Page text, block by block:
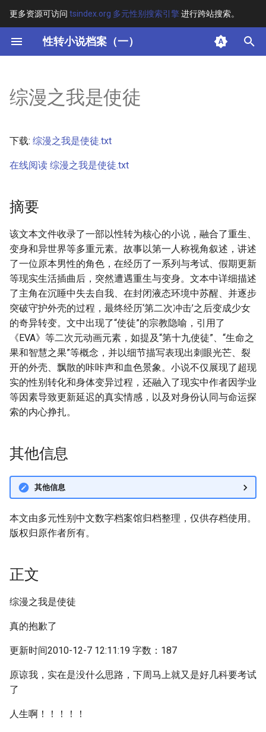
更多资源可访问 tsindex.org 多元性别搜索引擎进行跨站搜索。
性转小说档案（一）
键
开
搜
索
其他信息
正文
综漫之我是使徒
下载: 综漫之我是使徒.txt
在线阅读 综漫之我是使徒.txt
摘要
该文本文件收录了一部以性转为核心的小说，融合了重生、
变身和异世界等多重元素。故事以第一人称视角叙述，讲述
了一位原本男性的角色，在经历了一系列与考试、假期更新
等现实生活插曲后，突然遭遇重生与变身。文本中详细描述
了主角在沉睡中失去自我、在封闭液态环境中苏醒、并逐步
突破守护外壳的过程，最终经历‘第二次冲击’之后变成少女
的奇异转变。文中出现了“使徒”的宗教隐喻，引用了
《EVA》等二次元动画元素，如提及“第十九使徒”、“生命之
果和智慧之果”等概念，并以细节描写表现出刺眼光芒、裂
开的外壳、飘散的咔咔声和血色景象。小说不仅展现了超现
实的性别转化和身体变异过程，还融入了现实中作者因学业
等因素导致更新延迟的真实情感，以及对身份认同与命运探
索的内心挣扎。
其他信息
其他信息
本文由多元性别中文数字档案馆归档整理，仅供存档使用。
版权归原作者所有。
正文
综漫之我是使徒
真的抱歉了
更新时间2010-12-7 12:11:19 字数：187
原谅我，实在是没什么思路，下周马上就又是好几科要考试
了
人生啊！！！！！